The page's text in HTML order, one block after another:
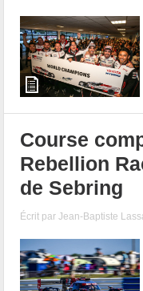
Course
Rebellion
de Sebring
Écrit parJean-Baptiste